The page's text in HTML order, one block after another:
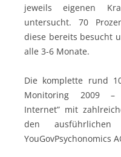
jeweils eigenen
untersucht. 70
diese bereits besucht
alle 3-6 Monate.
Die komplette rund
Monitoring 2009 –
Internet” mit
den
YouGovPsychonomics